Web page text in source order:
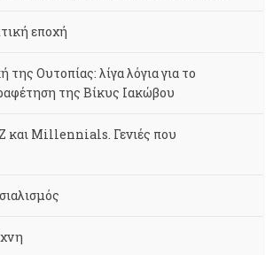
εποχή
της Ουτοπίας: λίγα λόγια για το
της Βίκυς Ιακώβου
και Millennials. Γενιές που